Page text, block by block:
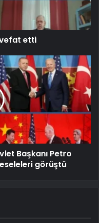
etti
Başkanı Petro
görüştü